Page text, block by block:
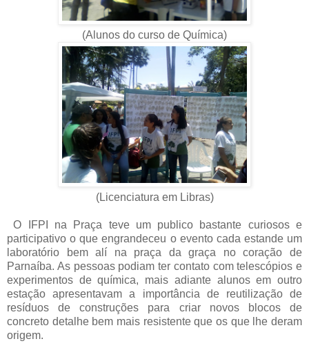
(Alunos do curso de Química)
(Licenciatura em Libras)
O IFPI na Praça teve um publico bastante curiosos e
participativo o que engrandeceu o evento cada estande um
laboratório bem alí na praça da graça no coração de
Parnaíba. As pessoas podiam ter contato com telescópios e
experimentos de química, mais adiante alunos em outro
estação apresentavam a importância de reutilização de
resíduos de construções para criar novos blocos de
concreto detalhe bem mais resistente que os que lhe deram
origem.